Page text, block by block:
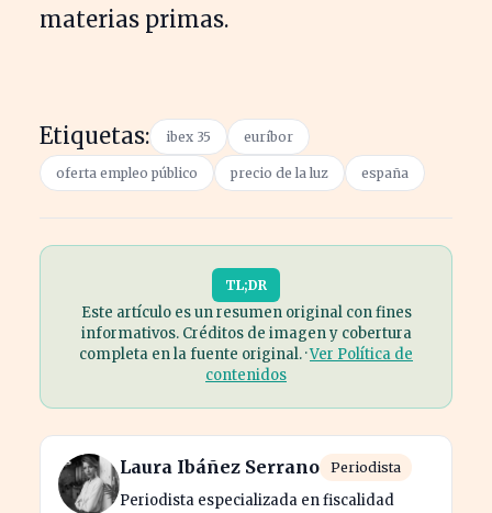
materias primas.
Etiquetas: ibex 35 euríbor
oferta empleo público precio de la luz españa
TL;DR
Este artículo es un resumen original con fines
informativos. Créditos de imagen y cobertura
completa en la fuente original. ·Ver Política de
contenidos
Laura Ibáñez Serrano Periodista
Periodista especializada en fiscalidad